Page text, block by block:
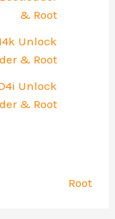
& Root
Unlock
& Root
Unlock
& Root
Root